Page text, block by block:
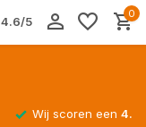
4.6/5
0
Wij scoren een